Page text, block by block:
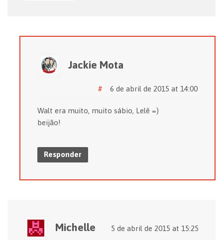
Jackie Mota
6 de abril de 2015 at 14:00
#
Walt era muito, muito sábio, Lelê =)
beijão!
Responder
Michelle 5 de abril de 2015 at 15:25